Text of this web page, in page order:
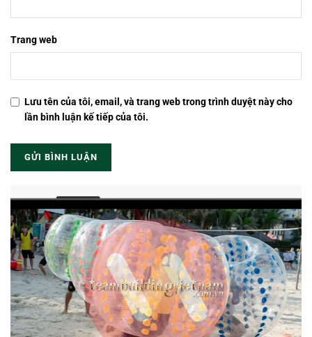
Trang web
Lưu tên của tôi, email, và trang web trong trình duyệt này cho
lần bình luận kế tiếp của tôi.